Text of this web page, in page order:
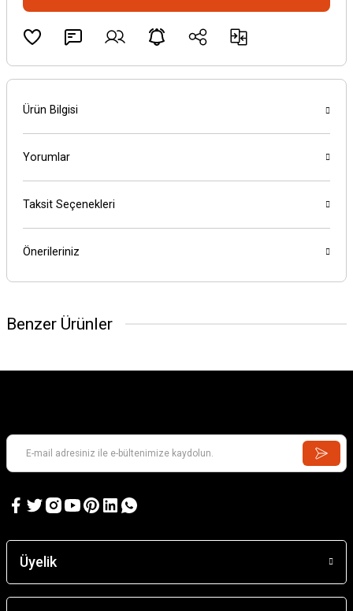
Ürün Bilgisi
Yorumlar
Taksit Seçenekleri
Önerileriniz
Benzer Ürünler
Acoms 435160 Fm 40Mhz Kristal Set
Üyelik